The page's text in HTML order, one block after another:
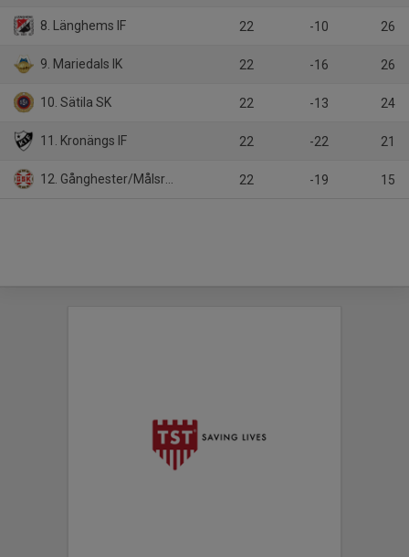
8. Länghems IF 22 -10 26
9. Mariedals IK 22 -16 26
10. Sätila SK 22 -13 24
11. Kronängs IF 22 -22 21
12. Gånghester/Målsryd 22 -19 15